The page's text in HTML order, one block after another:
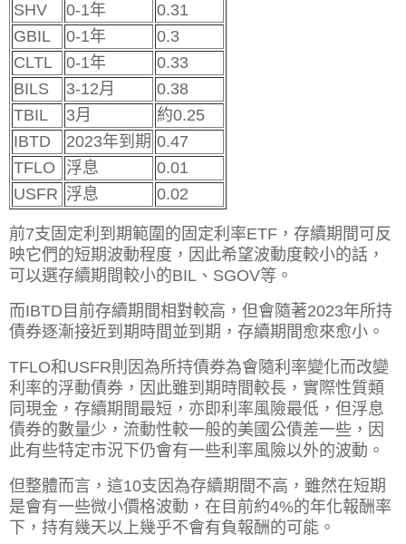
SHV
0-1年
0.31
GBIL
0-1年
0.3
CLTL
0-1年
0.33
BILS
3-12月
0.38
TBIL
3月
約0.25
IBTD
2023年到期 0.47
TFLO
浮息
0.01
USFR 浮息 0.02
前7支固定利到期範圍的固定利率ETF，存續期間可反
映它們的短期波動程度，因此希望波動度較小的話，
可以選存續期間較小的BIL、SGOV等。
而IBTD目前存續期間相對較高，但會隨著2023年所持
債券逐漸接近到期時間並到期，存續期間愈來愈小。
TFLO和USFR則因為所持債券為會隨利率變化而改變
利率的浮動債券，因此雖到期時間較長，實際性質類
同現金，存續期間最短，亦即利率風險最低，但浮息
債券的數量少，流動性較一般的美國公債差一些，因
此有些特定市況下仍會有一些利率風險以外的波動。
但整體而言，這10支因為存續期間不高，雖然在短期
是會有一些微小價格波動，在目前約4%的年化報酬率
下，持有幾天以上幾乎不會有負報酬的可能。